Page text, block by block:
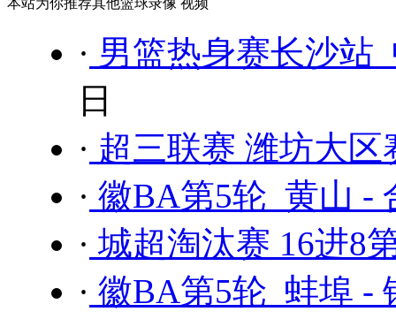
本站为你推荐其他篮球录像 视频
· 男篮热身赛长沙站
日
· 超三联赛 潍坊大
· 徽BA第5轮 黄山 -
· 城超淘汰赛 16进8
· 徽BA第5轮 蚌埠 -